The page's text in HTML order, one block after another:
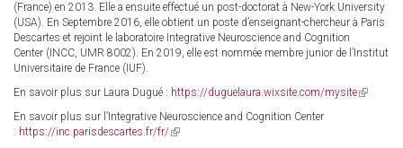
(France) en 2013. Elle a ensuite effectué un post-doctorat à New-York University
(USA). En Septembre 2016, elle obtient un poste d’enseignant-chercheur à Paris
Descartes et rejoint le laboratoire Integrative Neuroscience and Cognition
Center (INCC, UMR 8002). En 2019, elle est nommée membre junior de l’Institut
Universitaire de France (IUF).
En savoir plus sur Laura Dugué : https://duguelaura.wixsite.com/mysite(link
En savoir plus sur l’Integrative Neuroscience and Cognition Center
: https://inc.parisdescartes.fr/fr/(link